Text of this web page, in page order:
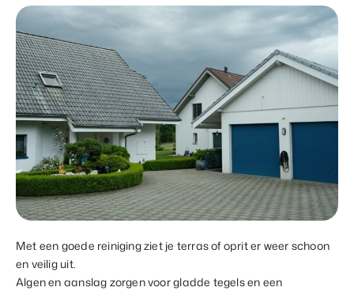
Met een goede reiniging ziet je terras of oprit er weer schoon
en veilig uit.
Algen en aanslag zorgen voor gladde tegels en een